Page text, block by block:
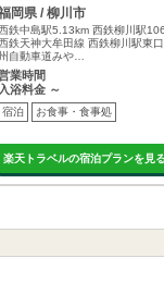
岡県 / 柳川市
鉄中島駅5.13km 西鉄柳川駅
鉄天神大牟田線 西鉄柳川駅東
自動車道みや…
業時間
入浴料金 ～
宿泊 お食事・食事処
楽天トラベルの宿泊プランを見る